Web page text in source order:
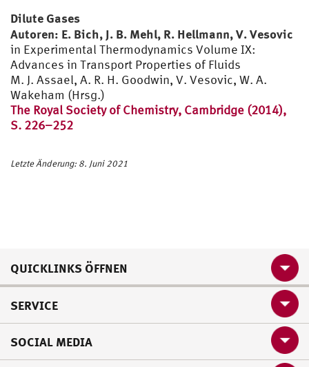
Prof. W. Roetzel
Prof. W. Roetzel
Prof. J. Ahrendts
Prof. S. Kabelac
Prof. W. Roetzel
Prof. H. D. Baehr
Prof. W. Roetzel
Dilute Gases
Autoren: E. Bich, J. B. Mehl, R. Hellmann, V. Vesovic
in Experimental Thermodynamics Volume IX:
Advances in Transport Properties of Fluids
M. J. Assael, A. R. H. Goodwin, V. Vesovic, W. A.
Wakeham (Hrsg.)
The Royal Society of Chemistry, Cambridge (2014),
S. 226–252
Letzte Änderung: 8. Juni 2021
QUICKLINKS ÖFFNEN
SERVICE
SOCIAL MEDIA